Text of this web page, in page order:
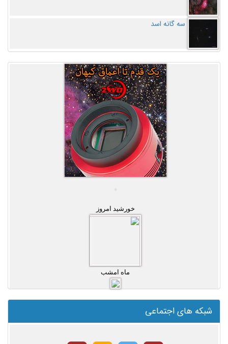
سه گانه اسد
خورشید امروز
ماه امشب
شبکه های اجتماعی